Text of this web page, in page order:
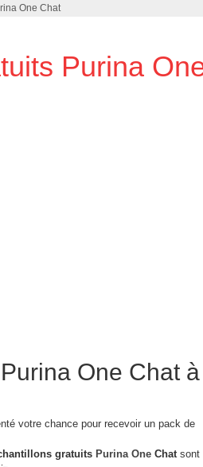
One Chat
Purina
One Chat à
votre chance pour recevoir un pack de
gratuits Purina One Chatsont